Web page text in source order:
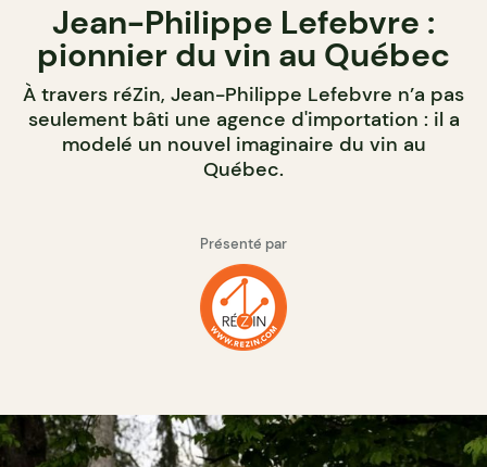
Jean-Philippe Lefebvre :
pionnier du vin au Québec
À travers réZin, Jean-Philippe Lefebvre n’a pas
seulement bâti une agence d'importation : il a
modelé un nouvel imaginaire du vin au
Québec.
Présenté par